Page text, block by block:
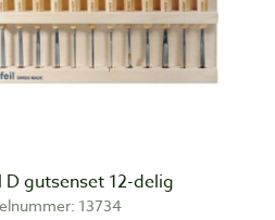
D gutsenset 12-delig
13734